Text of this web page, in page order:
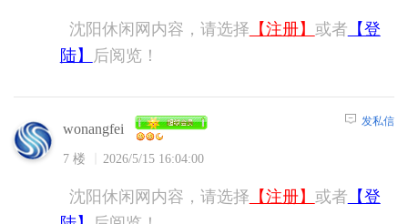
沈阳休闲网内容，请选择 【注册】 或者 【登
陆】
后阅览！
wonangfei
7 楼 2026/5/15 16:04:00
发私信
沈阳休闲网内容，请选择 【注册】 或者 【登